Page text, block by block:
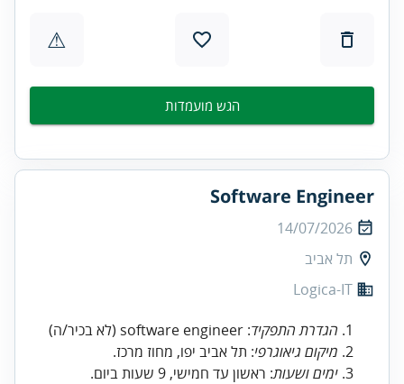
⚠
הגש מועמדות
Software Engineer
14/07/2026
תל אביב
Logica-IT
הגדרת התפקיד: software engineer (לא בכיר/ה)
מיקום גיאוגרפי: תל אביב יפו, מחוז מרכז.
ימים ושעות: ראשון עד חמישי, 9 שעות ביום.